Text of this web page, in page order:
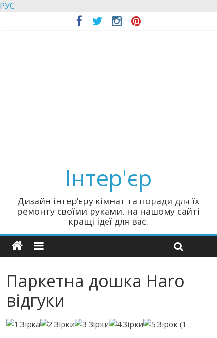
РУС.
Інтер'єр
Дизайн інтер’єру кімнат та поради для їх
ремонту своїми руками, на нашому сайті
кращі ідеї для вас.
Паркетна дошка Haro
відгуки
(1